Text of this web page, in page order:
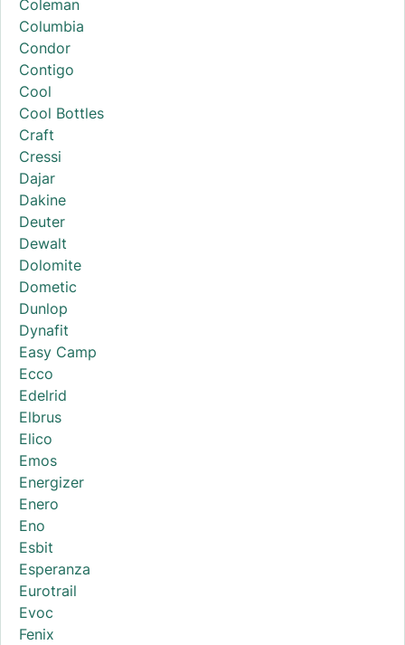
Coleman
Columbia
Condor
Contigo
Cool
Cool Bottles
Craft
Cressi
Dajar
Dakine
Deuter
Dewalt
Dolomite
Dometic
Dunlop
Dynafit
Easy Camp
Ecco
Edelrid
Elbrus
Elico
Emos
Energizer
Enero
Eno
Esbit
Esperanza
Eurotrail
Evoc
Fenix